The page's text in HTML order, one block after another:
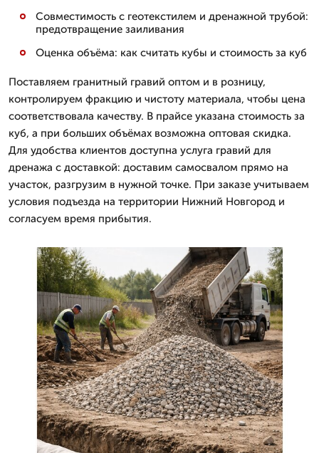
Совместимость с геотекстилем и дренажной трубой:
предотвращение заиливания
Оценка объёма: как считать кубы и стоимость за куб
Поставляем гранитный гравий оптом и в розницу,
контролируем фракцию и чистоту материала, чтобы цена
соответствовала качеству. В прайсе указана стоимость за
куб, а при больших объёмах возможна оптовая скидка.
Для удобства клиентов доступна услуга гравий для
дренажа с доставкой: доставим самосвалом прямо на
участок, разгрузим в нужной точке. При заказе учитываем
условия подъезда на территории Нижний Новгород и
согласуем время прибытия.